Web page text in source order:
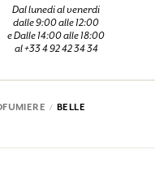
Dal lunedi al venerdi
dalle 9:00 alle 12:00
e Dalle 14:00 alle 18:00
al +33 4 92 42 34 34
BELLE